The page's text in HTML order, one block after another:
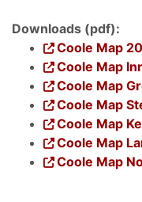
Downloads (pdf):
Coole Map
Coole Map
Coole Map
Coole Map
Coole Map
Coole Map
Coole Map